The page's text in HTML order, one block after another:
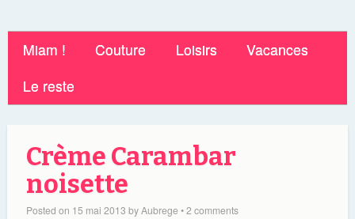
Miam ! Couture Loisirs
Vacances
Le reste
Crème Carambar
noisette
Posted on 15 mai 2013 byAubrege •2 comments